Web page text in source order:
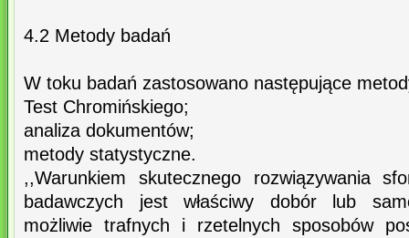
4.2 Metody badań
W toku badań zastosowano następujące
Test Chromińskiego;
analiza dokumentów;
metody statystyczne.
,,Warunkiem skutecznego rozwiązywania
badawczych jest właściwy dobór lub
możliwie trafnych i rzetelnych sposobów